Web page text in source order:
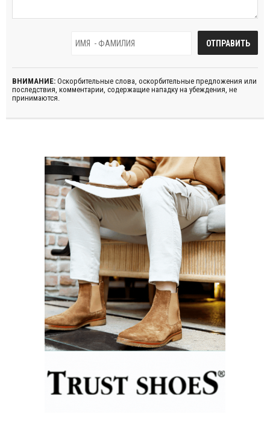
ВНИМАНИЕ: Оскорбительные слова, оскорбительные предложения или
последствия, комментарии, содержащие нападку на убеждения, не
принимаются.